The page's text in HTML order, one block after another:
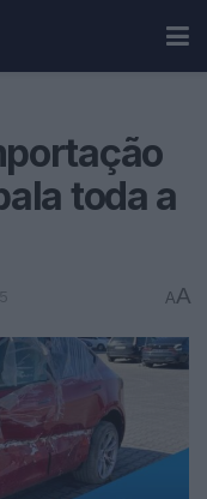
toda a
AA